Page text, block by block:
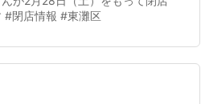
#閉店情報 #東灘区